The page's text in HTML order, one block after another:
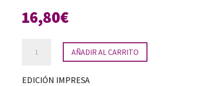
16,80€
alumnos
AÑADIR AL CARRITO
EDICIÓN IMPRESA